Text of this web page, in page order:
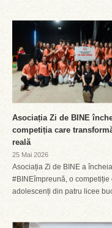
Asociația Zi de BINE
competiția care
reală
25 Mai 2026
Asociația Zi de BINE a
#BINEîmpreună, o
adolescenți din patru licee